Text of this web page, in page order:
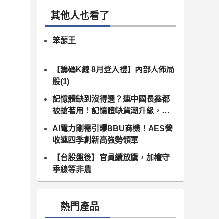
其他人也看了
笨瑟王
【籌碼K線 8月登入禮】內部人佈局
股(1)
記憶體缺到沒得選？連中國長鑫都
被搶著用！記憶體缺貨潮升級，南
亞科、群聯領軍噴發
AI電力剛需引爆BBU商機！AES營
收連四季創新高強勢領軍
【台股盤後】官員續放鷹，加權守
季線等非農
熱門產品